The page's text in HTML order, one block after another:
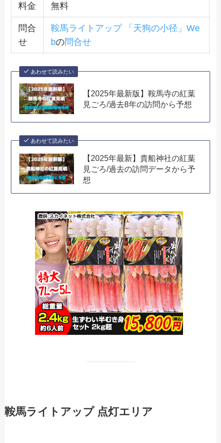
料金 無料
問合
せ
鞍馬ライトアップ 「天狗の小径」We
bの問合せ
あわせて読みたい
【2025年最新版】鞍馬寺の紅葉
見ごろ/過去8年の訪問から予想
あわせて読みたい
【2025年最新】貴船神社の紅葉
見ごろ/過去の訪問データから予
想
鞍馬ライトアップ 点灯エリア